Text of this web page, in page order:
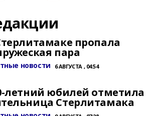
пропала
пара
новости 6 АВГУСТА , 04:54
летний юбилей отметила
Стерлитамака